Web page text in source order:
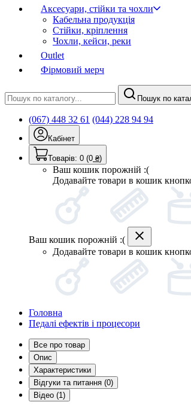
Аксесуари, стійки та чохли
Кабельна продукція
Стійки, кріплення
Чохли, кейси, реки
Outlet
Фірмовий мерч
Пошук по
(067) 448 32 61 (044) 228 94 94
Кабінет
Товарів: 0 (0 ₴)
Ваш кошик порожній :(
Додавайте товари в кошик
Ваш кошик порожній :(
Додавайте товари в кошик
Головна
Педалі ефектів і процесори
Все про товар
Опис
Характеристики
Відгуки та питання (0)
Відео (1)